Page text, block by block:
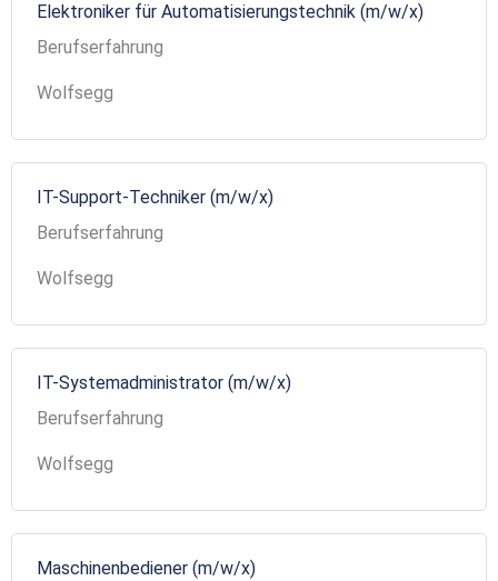
Elektroniker für Automatisierungstechnik (m/w/x)
Berufserfahrung
Wolfsegg
IT-Support-Techniker (m/w/x)
Berufserfahrung
Wolfsegg
IT-Systemadministrator (m/w/x)
Berufserfahrung
Wolfsegg
Maschinenbediener (m/w/x)